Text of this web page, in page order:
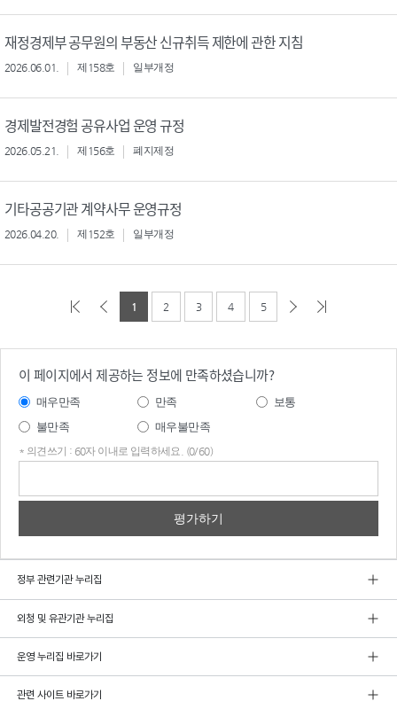
재정경제부 공무원의 부동산 신규취득 제한에 관한 지침
2026.06.01. 제158호 일부개정
경제발전경험 공유사업 운영 규정
2026.05.21. 제156호 폐지제정
기타공공기관 계약사무 운영규정
2026.04.20. 제152호 일부개정
1 2 3 4 5
이 페이지에서 제공하는 정보에 만족하셨습니까?
매우만족 만족
보통
불만족
매우불만족
* 의견쓰기 : 60자 이내로 입력하세요. (0/60)
정부 관련기관 누리집
외청 및 유관기관 누리집
운영 누리집 바로가기
관련 사이트 바로가기